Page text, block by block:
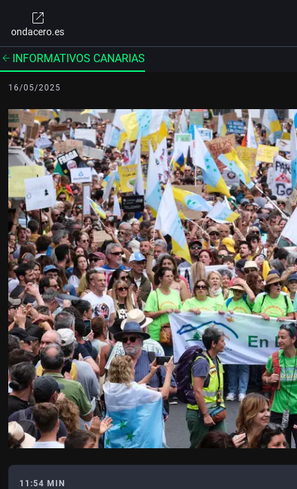
ondacero.es
INFORMATIVOS CANARIAS
16/05/2025
11:54 MIN